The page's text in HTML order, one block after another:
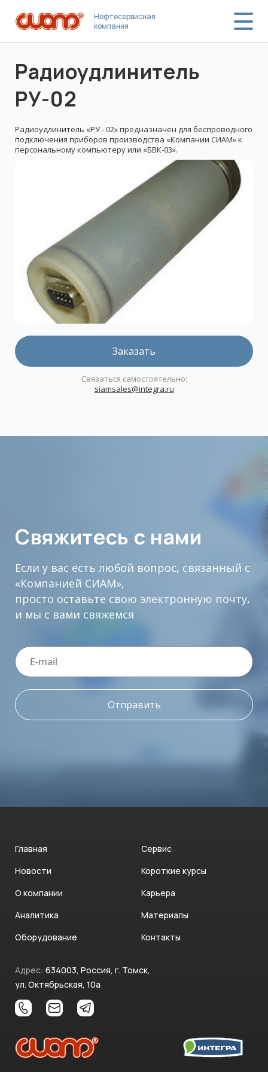
Нефтесервисная
компания
Радиоудлинитель
РУ-02
Радиоудлинитель «РУ - 02» предназначен для беспроводного
подключения приборов производства «Компании СИАМ» к
персональному компьютеру или «БВК-03».
Заказать
Связаться самостоятельно:
siamsales@integra.ru
Свяжитесь с нами
Если у вас есть любой вопрос, связанный с
«Компанией СИАМ»,
просто оставьте свою электронную почту,
и мы с вами свяжемся
Отправить
Главная
Новости
О компании
Аналитика
Оборудование
Сервис
Короткие курсы
Карьера
Материалы
Контакты
Адрес: 634003, Россия, г. Томск,
ул. Октябрьская, 10а